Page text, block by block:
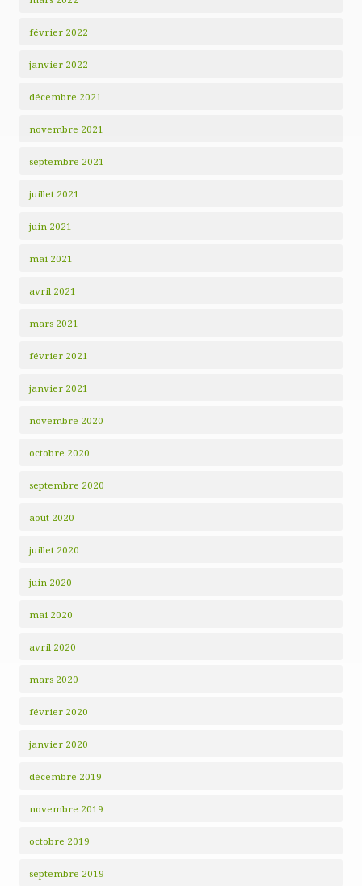
février 2022
janvier 2022
décembre 2021
novembre 2021
septembre 2021
juillet 2021
juin 2021
mai 2021
avril 2021
mars 2021
février 2021
janvier 2021
novembre 2020
octobre 2020
septembre 2020
août 2020
juillet 2020
juin 2020
mai 2020
avril 2020
mars 2020
février 2020
janvier 2020
décembre 2019
novembre 2019
octobre 2019
septembre 2019